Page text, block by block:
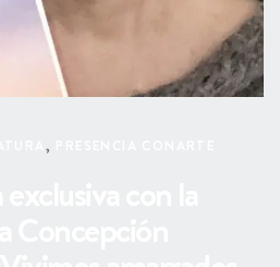
,